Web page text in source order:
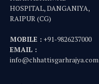
HOSPITAL, DANGANIYA,
RAIPUR (CG)
MOBILE : +91-9826237000
EMAIL :
info@chhattisgarhrajya.com